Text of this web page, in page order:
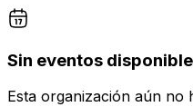
Sin eventos
Esta organización aún no